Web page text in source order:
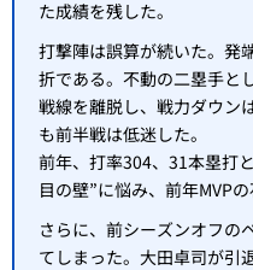
た成績を残した。
打撃陣は誤算が続いた。発
折である。不動の二塁手と
戦線を離脱し、戦力ダウン
も前半戦は低迷した。
前年、打率304、31本塁打
目の壁”に悩み、前年MVP
さらに、前シーズンオフの
てしまった。大田卓司が引